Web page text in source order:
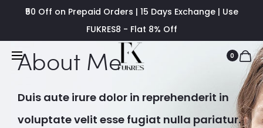
₹50 Off on Prepaid Orders | 15 Days Exchange | Use
FUKRES8 - Flat 8% Off
0
About Me
Duis aute irure dolor in reprehenderit in
voluptate velit esse fugiat nulla pariatur.